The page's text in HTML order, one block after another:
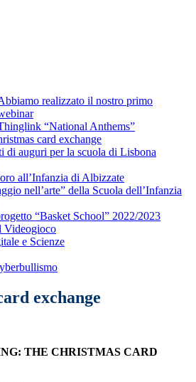
realizzato il nostro primo
“National Anthems”
card exchange
di auguri per la scuola di Lisbona
all’Infanzia di Albizzate
nell’arte” della Scuola dell’Infanzia
“Basket School” 2022/2023
Videogioco
e Scienze
exchange
THE CHRISTMAS CARD